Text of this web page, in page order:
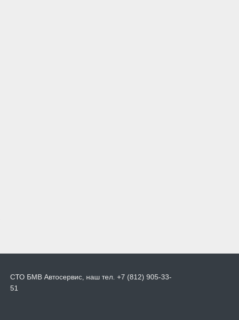
СТО БМВ Автосервис, наш тел. +7 (812) 905-33-
51